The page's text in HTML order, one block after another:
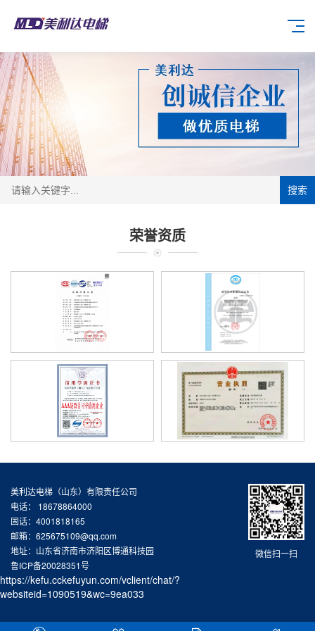
搜索
荣誉资质
微信扫一扫
美利达电梯（山东）有限责任公司
电话： 18678864000
固话：4001818165
邮箱：625675109@qq.com
地址：山东省济南市济阳区博通科技园
鲁ICP备20028351号
https://kefu.cckefuyun.com/vclient/chat/?
websiteid=1090519&wc=9ea033